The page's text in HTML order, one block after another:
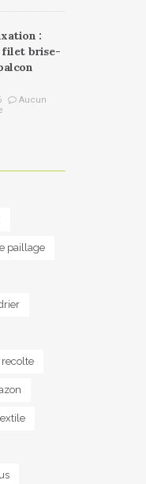
:
filet brise-
Aucun
paillage